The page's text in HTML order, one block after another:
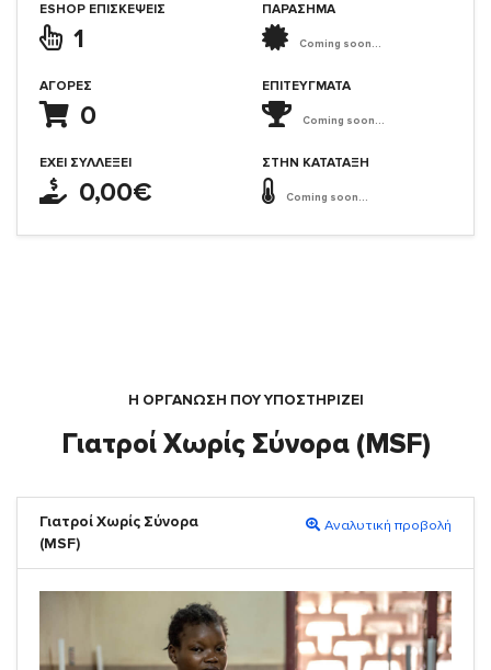
ESHOP ΕΠΙΣΚΈΨΕΙΣ
1
ΑΓΟΡΈΣ
0
ΈΧΕΙ ΣΥΛΛΈΞΕΙ
0,00€
ΠΑΡΑΣΗΜΑ
Coming soon...
ΕΠΙΤΕΎΓΜΑΤΑ
Coming soon...
ΣΤΗΝ ΚΑΤΆΤΑΞΗ
Coming soon...
Η ΟΡΓΆΝΩΣΗ ΠΟΥ ΥΠΟΣΤΗΡΙΖΕΙ
Γιατροί Χωρίς Σύνορα (MSF)
Γιατροί Χωρίς Σύνορα
(MSF)
Αναλυτική προβολή